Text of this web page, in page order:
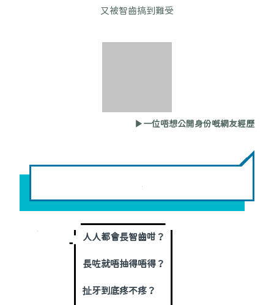
又被智齒搞到難受
▶一位唔想公開身份嘅網友經歷
人人都會長智齒咁？
長咗就唔抽得唔得？
扯牙到底疼不疼？